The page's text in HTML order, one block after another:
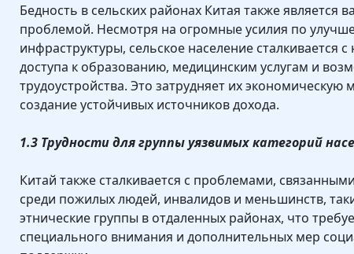
Бедность в сельских районах Китая также является
проблемой. Несмотря на огромные усилия по
инфраструктуры, сельское население сталкивается с
доступа к образованию, медицинским услугам и
трудоустройства. Это затрудняет их экономическую
создание устойчивых источников дохода.
1.3 Трудности для группы уязвимых категорий
Китай также сталкивается с проблемами,
среди пожилых людей, инвалидов и меньшинств,
этнические группы в отдаленных районах, что
специального внимания и дополнительных мер